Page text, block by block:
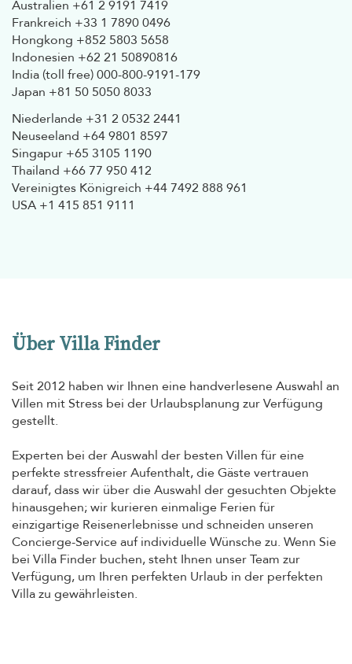
Australien +61 2 9191 7419
Frankreich +33 1 7890 0496
Hongkong +852 5803 5658
Indonesien +62 21 50890816
India (toll free)000-800-9191-179
Japan +81 50 5050 8033
Niederlande +31 2 0532 2441
Neuseeland +64 9801 8597
Singapur +65 3105 1190
Thailand +66 77 950 412
Vereinigtes Königreich +44 7492 888 961
USA +1 415 851 9111
Über Villa Finder
Seit 2012 haben wir Ihnen eine handverlesene Auswahl an
Villen mit Stress bei der Urlaubsplanung zur Verfügung
gestellt.
Experten bei der Auswahl der besten Villen für eine
perfekte stressfreier Aufenthalt, die Gäste vertrauen
darauf, dass wir über die Auswahl der gesuchten Objekte
hinausgehen; wir kurieren einmalige Ferien für
einzigartige Reisenerlebnisse und schneiden unseren
Concierge-Service auf individuelle Wünsche zu. Wenn Sie
bei Villa Finder buchen, steht Ihnen unser Team zur
Verfügung, um Ihren perfekten Urlaub in der perfekten
Villa zu gewährleisten.